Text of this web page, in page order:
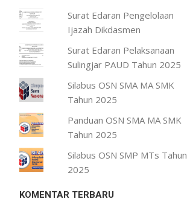
Surat Edaran Pengelolaan
Ijazah Dikdasmen
Surat Edaran Pelaksanaan
Sulingjar PAUD Tahun 2025
Silabus OSN SMA MA SMK
Tahun 2025
Panduan OSN SMA MA SMK
Tahun 2025
Silabus OSN SMP MTs Tahun
2025
KOMENTAR TERBARU